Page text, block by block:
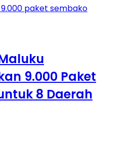
9.000 Paket
8 Daerah